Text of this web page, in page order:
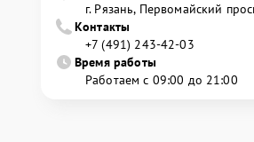
г. Рязань, Первомайский
Контакты
+7 (491) 243-42-03
Время работы
Работаем с 09:00 до 21:00